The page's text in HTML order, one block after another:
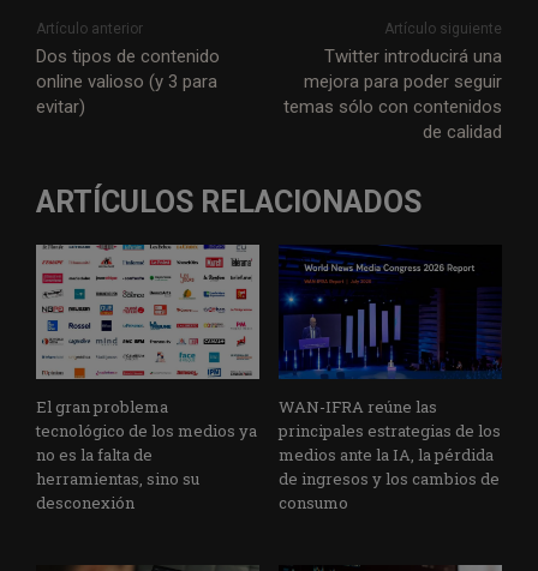
Artículo anterior
Dos tipos de contenido
online valioso (y 3 para
evitar)
Artículo siguiente
Twitter introducirá una
mejora para poder seguir
temas sólo con contenidos
de calidad
ARTÍCULOS RELACIONADOS
El gran problema
tecnológico de los medios ya
no es la falta de
herramientas, sino su
desconexión
WAN-IFRA reúne las
principales estrategias de los
medios ante la IA, la pérdida
de ingresos y los cambios de
consumo